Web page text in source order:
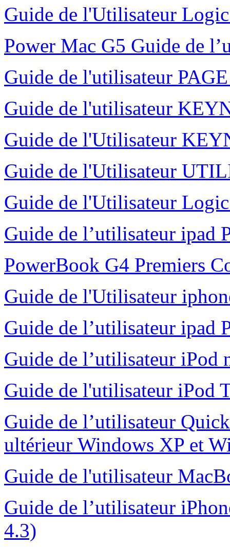
Guide de l'Utilisateur
Power Mac G5 Guide de
Guide de l'utilisateur
Guide de l'utilisateur
Guide de l'Utilisateur
Guide de l'Utilisateur
Guide de l'Utilisateur
Guide de l’utilisateur ipad
PowerBook G4 Premiers
Guide de l'Utilisateur
Guide de l’utilisateur ipad
Guide de l’utilisateur iPod
Guide de l'utilisateur iPod
Guide de l’utilisateur
ultérieur Windows XP et
Guide de l'utilisateur
Guide de l’utilisateur
4.3)